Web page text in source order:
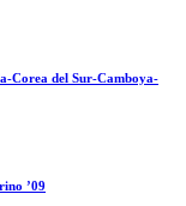
Corea del Sur-Camboya-
’09